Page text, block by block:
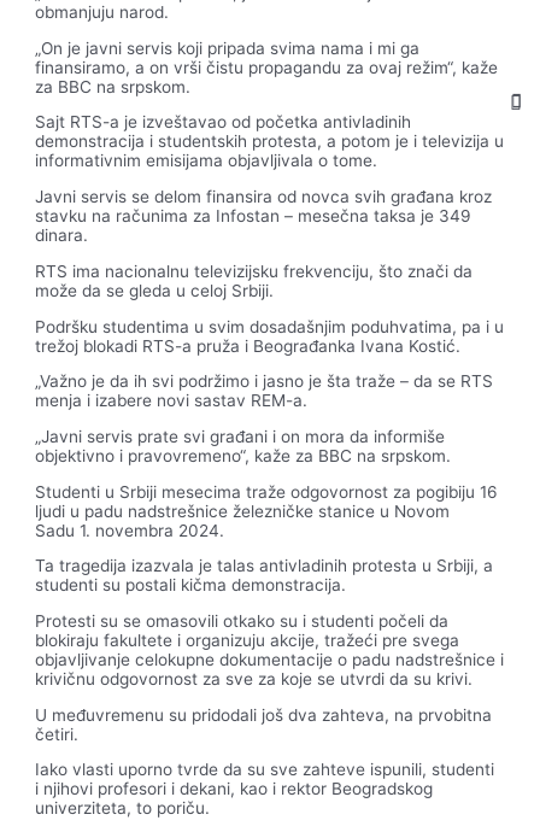
obmanjuju narod.
„On je javni servis koji pripada svima nama i mi ga
finansiramo, a on vrši čistu propagandu za ovaj režim“, kaže
za BBC na srpskom.
Sajt RTS-a je izveštavao od početka antivladinih
demonstracija i studentskih protesta, a potom je i televizija u
informativnim emisijama objavljivala o tome.
Javni servis se delom finansira od novca svih građana kroz
stavku na računima za Infostan – mesečna taksa je 349
dinara.
RTS ima nacionalnu televizijsku frekvenciju, što znači da
može da se gleda u celoj Srbiji.
Podršku studentima u svim dosadašnjim poduhvatima, pa i u
trežoj blokadi RTS-a pruža i Beograđanka Ivana Kostić.
„Važno je da ih svi podržimo i jasno je šta traže – da se RTS
menja i izabere novi sastav REM-a.
„Javni servis prate svi građani i on mora da informiše
objektivno i pravovremeno“, kaže za BBC na srpskom.
Studenti u Srbiji mesecima traže odgovornost za pogibiju 16
ljudi u padu nadstrešnice železničke stanice u Novom
Sadu 1. novembra 2024.
Ta tragedija izazvala je talas antivladinih protesta u Srbiji, a
studenti su postali kičma demonstracija.
Protesti su se omasovili otkako su i studenti počeli da
blokiraju fakultete i organizuju akcije, tražeći pre svega
objavljivanje celokupne dokumentacije o padu nadstrešnice i
krivičnu odgovornost za sve za koje se utvrdi da su krivi.
U međuvremenu su pridodali još dva zahteva, na prvobitna
četiri.
Iako vlasti uporno tvrde da su sve zahteve ispunili, studenti
i njihovi profesori i dekani, kao i rektor Beogradskog
univerziteta, to poriču.